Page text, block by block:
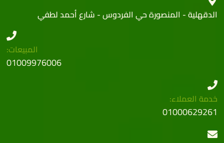
الدقهلية - المنصورة حي الفردوس - شارع أحمد لطفي
المبيعات:
01009976006
خدمة العملاء:
01000629261